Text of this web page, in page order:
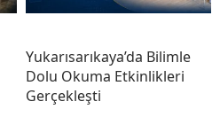
Yukarısarıkaya’da Bilimle
Dolu Okuma Etkinlikleri
Gerçekleşti